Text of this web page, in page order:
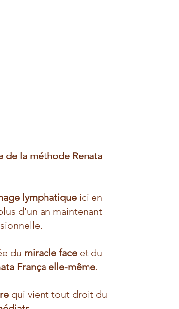
la méthode Renata
lymphatiqueici en
d'un an maintenant
du miracle faceet du
França elle-même.
qui vient tout droit du